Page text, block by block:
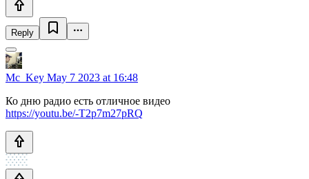
Reply
Mc_Key May 7 2023 at 16:48
Ко дню радио есть отличное видео
https://youtu.be/-T2p7m27pRQ